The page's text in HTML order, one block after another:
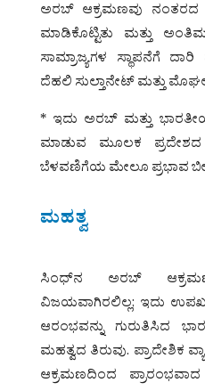
ಅರಬ್ ಆಕ್ರಮಣವು ನಂತರದ
ಮಾಡಿಕೊಟ್ಟಿತು ಮತ್ತು
ಸಾಮ್ರಾಜ್ಯಗಳ ಸ್ಥಾಪನೆಗೆ
ದೆಹಲಿ ಸುಲ್ತಾನೇಟ್ ಮತ್ತು
* ಇದು ಅರಬ್ ಮತ್ತು
ಮಾಡುವ ಮೂಲಕ ಪ್ರದೇಶದ
ಬೆಳವಣಿಗೆಯ ಮೇಲೂ ಪ್ರಭಾವ
ಮಹತ್ವ
ಸಿಂಧ್‌ನ ಅರಬ್
ವಿಜಯವಾಗಿರಲಿಲ್ಲ; ಇದು
ಆರಂಭವನ್ನು ಗುರುತಿಸಿದ
ಮಹತ್ವದ ತಿರುವು. ಪ್ರಾದೇಶಿಕ
ಆಕ್ರಮಣದಿಂದ